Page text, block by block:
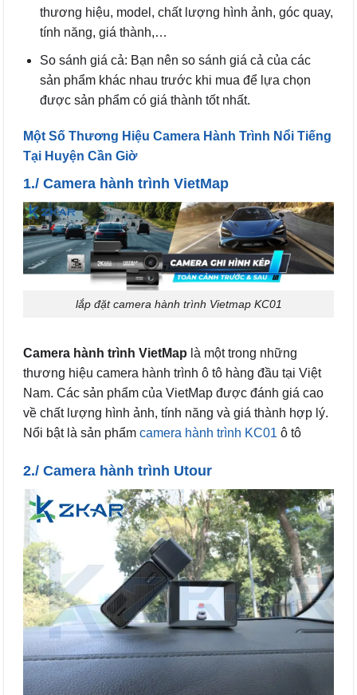
thương hiệu, model, chất lượng hình ảnh, góc quay,
tính năng, giá thành,…
So sánh giá cả: Bạn nên so sánh giá cả của các
sản phẩm khác nhau trước khi mua để lựa chọn
được sản phẩm có giá thành tốt nhất.
Một Số Thương Hiệu Camera Hành Trình Nổi Tiếng
Tại Huyện Cần Giờ
1./ Camera hành trình VietMap
lắp đặt camera hành trình Vietmap KC01
Camera hành trình VietMap là một trong những
thương hiệu camera hành trình ô tô hàng đầu tại Việt
Nam. Các sản phẩm của VietMap được đánh giá cao
về chất lượng hình ảnh, tính năng và giá thành hợp lý.
Nổi bật là sản phẩm camera hành trình KC01 ô tô
2./ Camera hành trình Utour